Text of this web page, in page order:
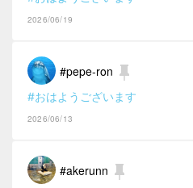
2026/06/19
#pepe-ron
#おはようございます
2026/06/13
#akerunn